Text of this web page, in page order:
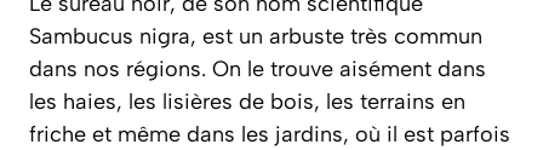
Sambucus nigra, est un arbuste très commun
dans nos régions. On le trouve aisément dans
les haies, les lisières de bois, les terrains en
friche et même dans les jardins, où il est parfois